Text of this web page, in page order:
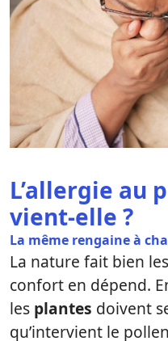
L’allergie au
vient-elle ?
La même rengaine à
La nature fait bien
confort en dépend.
les plantes doivent
qu’intervient le